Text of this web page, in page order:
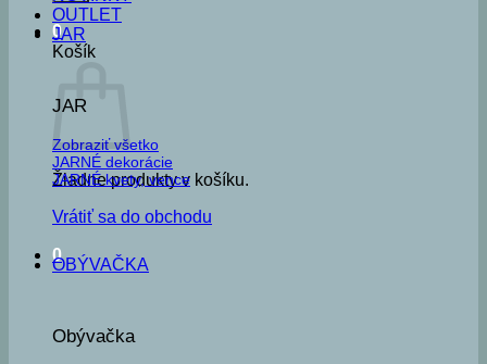
0
Košík
Žiadne produkty v košíku.
Vrátiť sa do obchodu
0
OUTLET
JAR
JAR
Zobraziť všetko
JARNÉ dekorácie
JARNÉ kvety, vence
OBÝVAČKA
Obývačka